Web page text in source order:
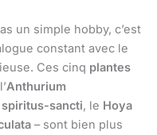
un simple hobby, c’est
constant avec le
Ces cinq plantes
Anthurium
sancti, le Hoya
– sont bien plus